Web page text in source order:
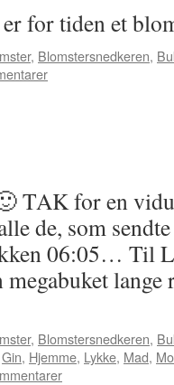
for tiden et
, Blomstersnedkeren,
TAK for en
de, som
06:05… Til
megabuket
, Blomstersnedkeren,
Gin, Hjemme, Lykke, Mad,